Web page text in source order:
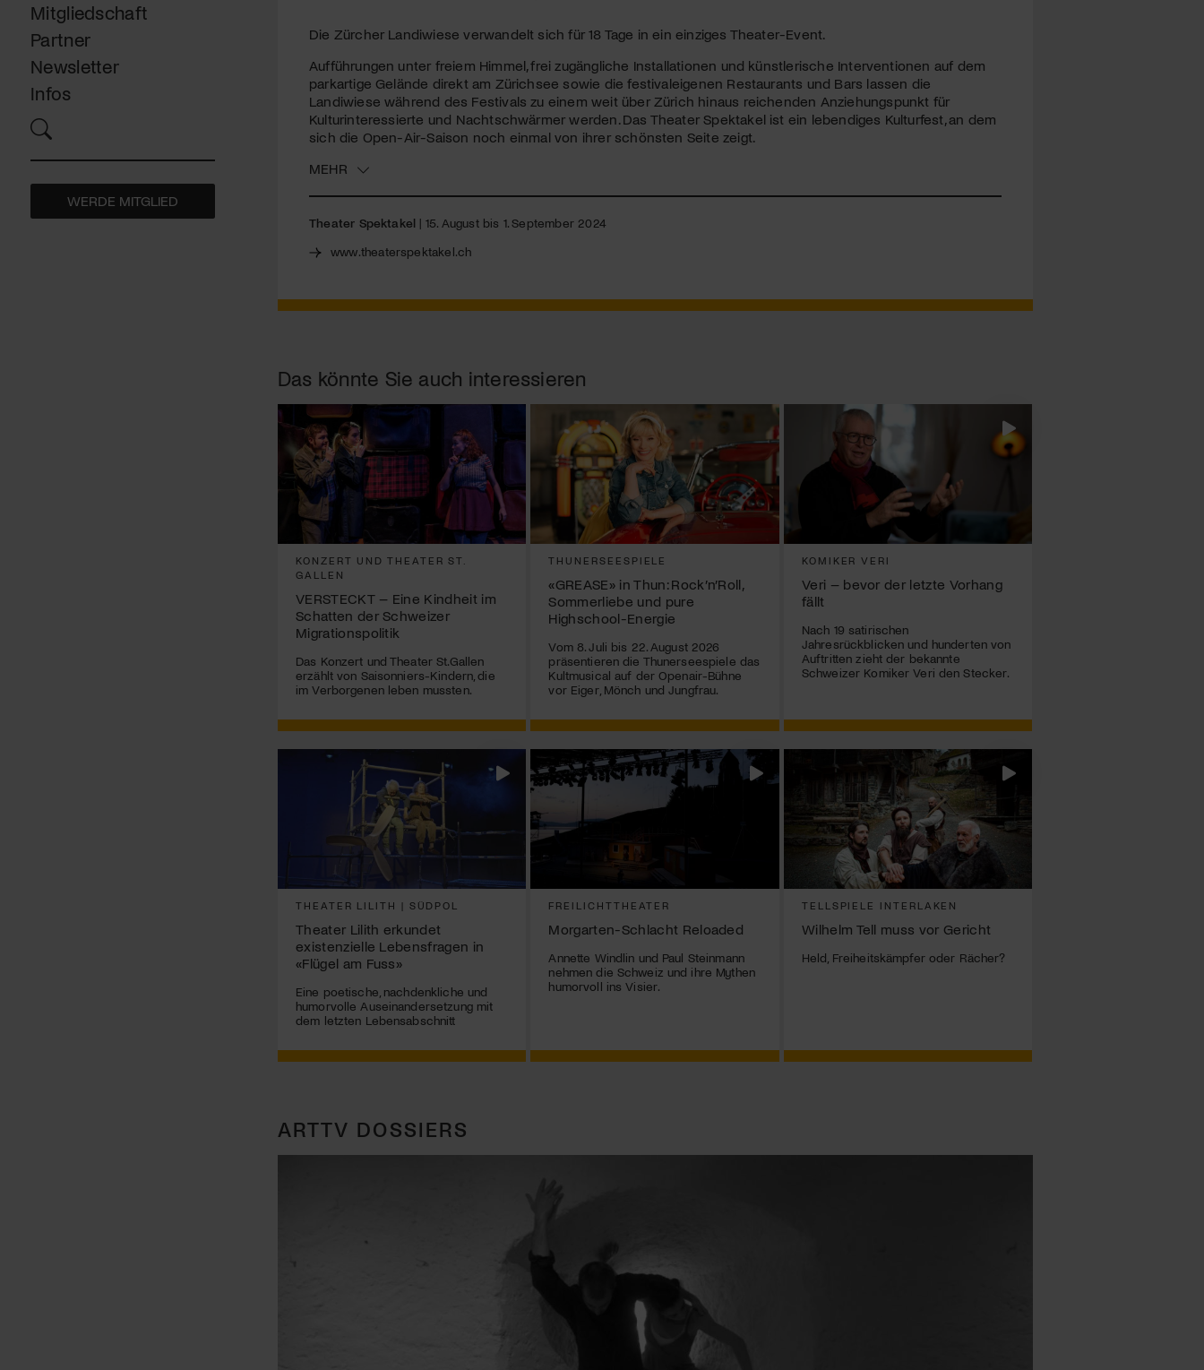
Mitgliedschaft
Partner
Newsletter
Infos
WERDE MITGLIED
Die Zürcher Landiwiese verwandelt sich für 18 Tage in ein einziges Theater-Event.
Aufführungen unter freiem Himmel, frei zugängliche Installationen und künstlerische Interventionen auf dem
parkartige Gelände direkt am Zürichsee sowie die festivaleigenen Restaurants und Bars lassen die
Landiwiese während des Festivals zu einem weit über Zürich hinaus reichenden Anziehungspunkt für
Kulturinteressierte und Nachtschwärmer werden. Das Theater Spektakel ist ein lebendiges Kulturfest, an dem
sich die Open-Air-Saison noch einmal von ihrer schönsten Seite zeigt.
MEHR
Theater Spektakel | 15. August bis 1. September 2024
www.theaterspektakel.ch
Das könnte Sie auch interessieren
KONZERT UND THEATER ST.
GALLEN
VERSTECKT – Eine Kindheit im
Schatten der Schweizer
Migrationspolitik
Das Konzert und Theater St.Gallen
erzählt von Saisonniers-Kindern, die
im Verborgenen leben mussten.
THUNERSEESPIELE
«GREASE» in Thun: Rock’n’Roll,
Sommerliebe und pure
Highschool-Energie
Vom 8. Juli bis 22. August 2026
präsentieren die Thunerseespiele das
Kultmusical auf der Openair-Bühne
vor Eiger, Mönch und Jungfrau.
KOMIKER VERI
Veri – bevor der letzte Vorhang
fällt
Nach 19 satirischen
Jahresrückblicken und hunderten von
Auftritten zieht der bekannte
Schweizer Komiker Veri den Stecker.
THEATER LILITH | SÜDPOL
Theater Lilith erkundet
existenzielle Lebensfragen in
«Flügel am Fuss»
Eine poetische, nachdenkliche und
humorvolle Auseinandersetzung mit
dem letzten Lebensabschnitt
FREILICHTTHEATER
Morgarten-Schlacht Reloaded
Annette Windlin und Paul Steinmann
nehmen die Schweiz und ihre Mythen
humorvoll ins Visier.
TELLSPIELE INTERLAKEN
Wilhelm Tell muss vor Gericht
Held, Freiheitskämpfer oder Rächer?
ARTTV DOSSIERS